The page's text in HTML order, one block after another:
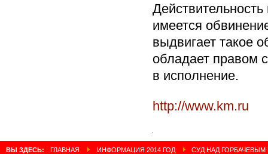
имеется
выдвигает такое
обладает правом
в исполнение.
http://www.km.ru
Читать полностью:
http://www.km.ru/world/2014/04/20/mikhail-gorbachev/737872-sud-nad-gorbachevym-neizbezhen-i-neotvratim
ВЫ ЗДЕСЬ: ГЛАВНАЯ ИНФОРМАЦИЯ 2014 ГОД СУД НАД